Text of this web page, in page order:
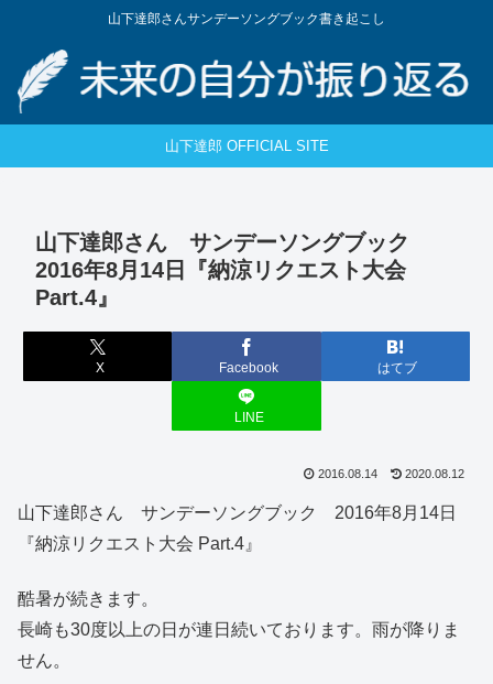
山下達郎さんサンデーソングブック書き起こし
山下達郎 OFFICIAL SITE
山下達郎さん サンデーソングブック
2016年8月14日『納涼リクエスト大会
Part.4』
X Facebook はてブ
LINE
2016.08.14 2020.08.12
山下達郎さん サンデーソングブック 2016年8月14日
『納涼リクエスト大会 Part.4』
酷暑が続きます。
長崎も30度以上の日が連日続いております。雨が降りま
せん。